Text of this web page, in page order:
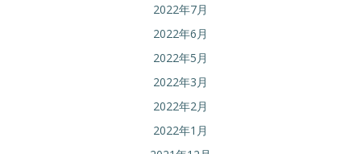
2022年7月
2022年6月
2022年5月
2022年3月
2022年2月
2022年1月